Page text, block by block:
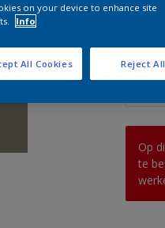
Aantal
Op
te
on your device to enhance site
Info
Reject All
All Cookies